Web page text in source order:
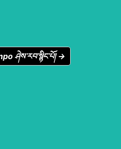
ཤེས་རབ་སྙིང་པོ། →